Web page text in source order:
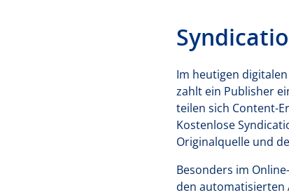
Im heutigen
zahlt ein Publisher
teilen sich Content-
Kostenlose
Originalquelle und
Besonders im
den automatisierten